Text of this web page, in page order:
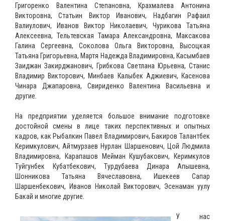
Григоренко Валентина Степановна, Крахмалева Антонина
Викторовна, Статьин Виктор Иванович, Надбагин Рафаил
Валиулович, Иванов Виктор Николаевич, Чурикова Татьяна
Алексеевна, Тельтевская Тамара Александровна, Максакова
Галина Сергеевна, Соколова Ольга Викторовна, Высоцкая
Татьяна Григорьевна, Мартя Надежда Владимировна, Касымбаев
Заиджан Закирджанович, Грибкова Светлана Юрьевна, Станис
Владимир Викторович, Минбаев Калыбек Аджиевич, Касенова
Чинара Джапаровна, Свириденко Валентина Васильевна и
другие.
На предприятии уделяется большое внимание подготовке
достойной смены в лице таких перспективных и опытных
кадров, как Рыбалкин Павел Владимирович, Бакиров Талантбек
Керимкулович, Айтмурзаев Нурлан Шаршенович, Цой Людмила
Владимировна, Карапашов Мейман Кушубакович, Керимкулов
Туйгунбек Кубатбекович, Турдубаева Динара Апышевна,
Шонникова Татьяна Вячеславовна, Ишекеев Сапар
Шаршенбекович, Иванов Николай Викторович, Эсенаман уулу
Бакай и многие другие.
У нас